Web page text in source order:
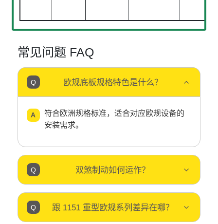
常见问题 FAQ
欧规底板规格特色是什么？
符合欧洲规格标准，适合对应欧规设备的
安装需求。
双煞制动如何运作？
跟 1151 重型欧规系列差异在哪？